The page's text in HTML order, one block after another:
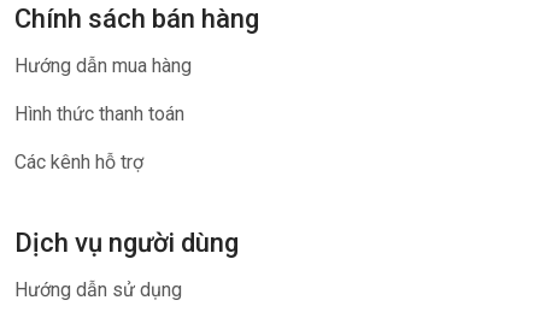
Chính sách bán hàng
Hướng dẫn mua hàng
Hình thức thanh toán
Các kênh hỗ trợ
Dịch vụ người dùng
Hướng dẫn sử dụng